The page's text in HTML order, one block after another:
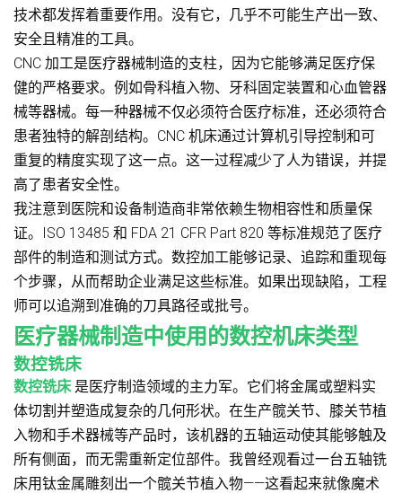
技术都发挥着重要作用。没有它，几乎不可能生产出一致、
安全且精准的工具。
CNC 加工是医疗器械制造的支柱，因为它能够满足医疗保
健的严格要求。例如骨科植入物、牙科固定装置和心血管器
械等器械。每一种器械不仅必须符合医疗标准，还必须符合
患者独特的解剖结构。CNC 机床通过计算机引导控制和可
重复的精度实现了这一点。这一过程减少了人为错误，并提
高了患者安全性。
我注意到医院和设备制造商非常依赖生物相容性和质量保
证。ISO 13485 和 FDA 21 CFR Part 820 等标准规范了医疗
部件的制造和测试方式。数控加工能够记录、追踪和重现每
个步骤，从而帮助企业满足这些标准。如果出现缺陷，工程
师可以追溯到准确的刀具路径或批号。
医疗器械制造中使用的数控机床类型
数控铣床
数控铣床 是医疗制造领域的主力军。它们将金属或塑料实
体切割并塑造成复杂的几何形状。在生产髋关节、膝关节植
入物和手术器械等产品时，该机器的五轴运动使其能够触及
所有侧面，而无需重新定位部件。我曾经观看过一台五轴铣
床用钛金属雕刻出一个髋关节植入物——这看起来就像魔术